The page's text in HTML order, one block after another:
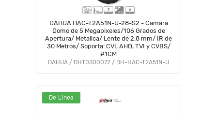
DAHUA HAC-T2A51N-U-28-S2 - Camara
Domo de 5 Megapixeles/106 Grados de
Apertura/ Metalica/ Lente de 2.8 mm/ IR de
30 Metros/ Soporta: CVI, AHD, TVI y CVBS/
#1CM
DAHUA / DHT0300072 / DH-HAC-T2A51N-U
De Línea